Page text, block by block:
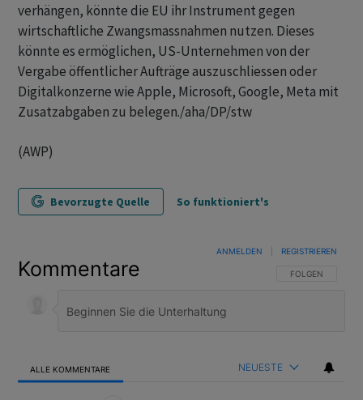
verhängen, könnte die EU ihr Instrument gegen
wirtschaftliche Zwangsmassnahmen nutzen. Dieses
könnte es ermöglichen, US-Unternehmen von der
Vergabe öffentlicher Aufträge auszuschliessen oder
Digitalkonzerne wie Apple, Microsoft, Google, Meta mit
Zusatzabgaben zu belegen./aha/DP/stw
(AWP)
Bevorzugte Quelle So funktioniert's
Kommentare FOLGE DIESER
FOLGEN
ANMELDEN REGISTRIEREN
ALLE KOMMENTARE NEUESTE